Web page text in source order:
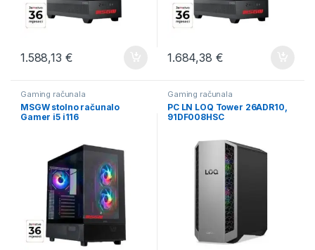
1.588,13 € 1.684,38 €
Gaming računala
MSGW stolno računalo
Gamer i5 i116
Gaming računala
PC LN LOQ Tower 26ADR10,
91DF008HSC